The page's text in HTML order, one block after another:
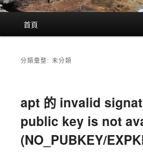
首頁
分類彙整:未分類
apt 的 invalid
public key is not
(NO_PUBKEY/